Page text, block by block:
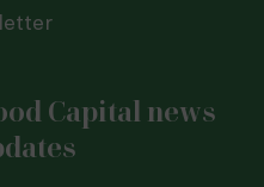
Capital news